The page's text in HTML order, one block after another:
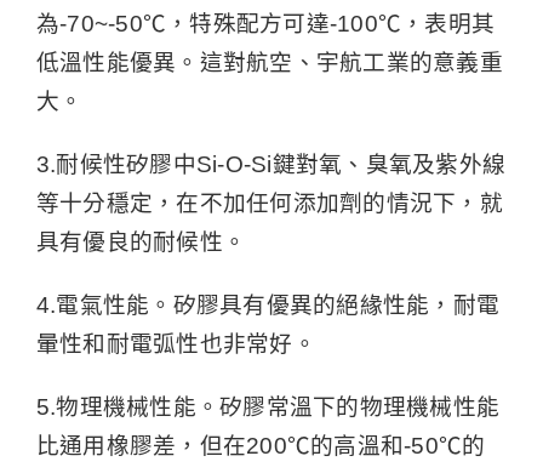
為-70~-50℃，特殊配方可達-100℃，表明其
低溫性能優異。這對航空、宇航工業的意義重
大。
3.耐候性矽膠中Si-O-Si鍵對氧、臭氧及紫外線
等十分穩定，在不加任何添加劑的情況下，就
具有優良的耐候性。
4.電氣性能。矽膠具有優異的絕緣性能，耐電
暈性和耐電弧性也非常好。
5.物理機械性能。矽膠常溫下的物理機械性能
比通用橡膠差，但在200℃的高溫和-50℃的